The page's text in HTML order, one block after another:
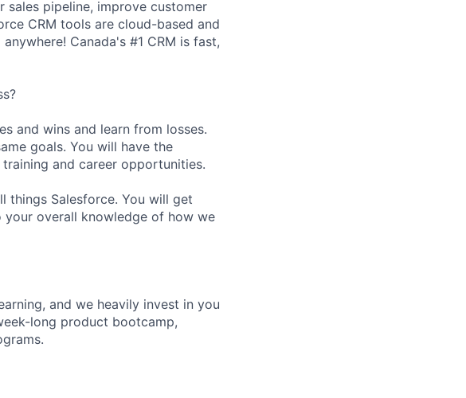
sales pipeline, improve customer
CRM tools are cloud-based and
Canada's #1 CRM is fast,
and wins and learn from losses.
goals. You will have the
and career opportunities.
things Salesforce. You will get
your overall knowledge of how we
and we heavily invest in you
long product bootcamp,